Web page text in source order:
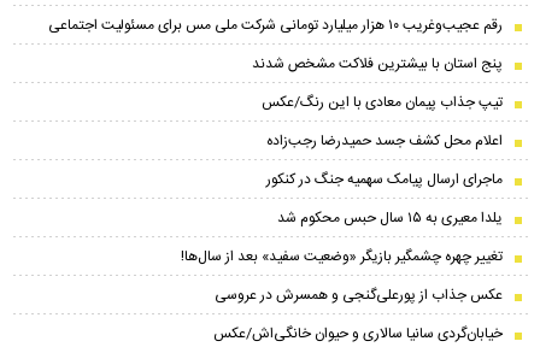
رقم عجیب‌وغریب ۱۰ هزار میلیارد تومانی شرکت ملی مس برای مسئولیت اجتماعی
پنج استان با بیشترین فلاکت مشخص شدند
تیپ جذاب‌ پیمان معادی با این رنگ/عکس
اعلام محل کشف جسد حمیدرضا رجب‌زاده
ماجرای ارسال پیامک سهمیه جنگ در کنکور
یلدا معیری به ۱۵ سال حبس محکوم شد
تغییر چهره چشمگیر بازیگر «وضعیت سفید» بعد از سال‌ها!
عکس جذاب از پورعلی‌گنجی و همسرش در عروسی
خیابان‌گردی سانیا سالاری و حیوان خانگی‌اش/عکس